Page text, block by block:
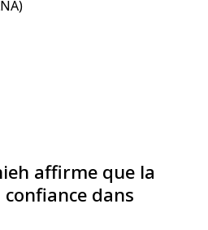
affirme que la
dans